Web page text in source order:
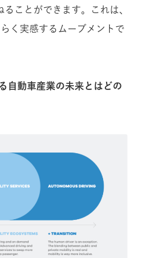
ことができます。これは、
く実感するムーブメントで
動車産業の未来とはどの